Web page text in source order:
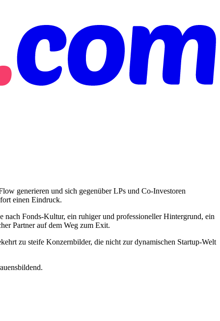
generieren und sich gegenüber LPs und Co-Investoren
einen Eindruck.
nach Fonds-Kultur, ein ruhiger und professioneller Hintergrund, ein
Partner auf dem Weg zum Exit.
zu steife Konzernbilder, die nicht zur dynamischen Startup-Welt